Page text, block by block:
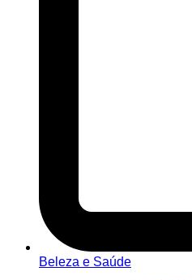
Beleza e Saúde